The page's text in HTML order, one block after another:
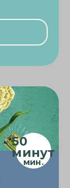
50
минут